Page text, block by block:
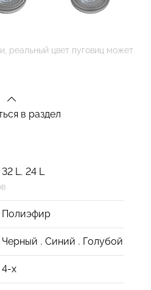
реальный цвет пуговиц может
в раздел
32 L, 24 L
Полиэфир
Черный , Синий , Голубой
4-х